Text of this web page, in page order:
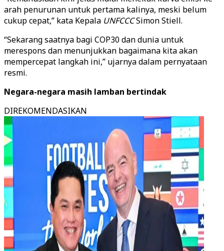
arah penurunan untuk pertama kalinya, meski belum
cukup cepat,” kata Kepala UNFCCCSimon Stiell.
“Sekarang saatnya bagi COP30 dan dunia untuk
merespons dan menunjukkan bagaimana kita akan
mempercepat langkah ini,” ujarnya dalam pernyataan
resmi.
Negara-negara masih lamban bertindak
DIREKOMENDASIKAN